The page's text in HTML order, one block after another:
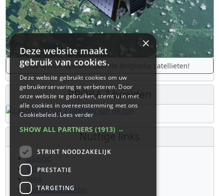
De laatste updates over de Belgische satellieten!
PROBA 2 beelden
Nuttige links
B.USOC
BEOP
BIRA
Euro Space Center
×
Deze website maakt
gebruik van cookies.
Deze website gebruikt cookies om uw
gebruikerservaring te verbeteren. Door
onze website te gebruiken, stemt u in met
alle cookies in overeenstemming met ons
Cookiebeleid.Lees verder
SHOW ALL PARTNERS (1913) →
STRIKT NOODZAKELIJK
PRESTATIE
TARGETING